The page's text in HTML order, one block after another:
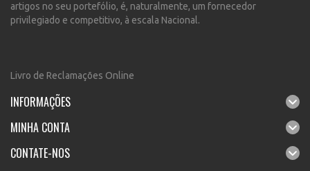
artigos no seu portefólio, é, naturalmente, um fornecedor
privilegiado e competitivo, à escala Nacional.
Livro de Reclamações Online
INFORMAÇÕES
MINHA CONTA
CONTATE-NOS